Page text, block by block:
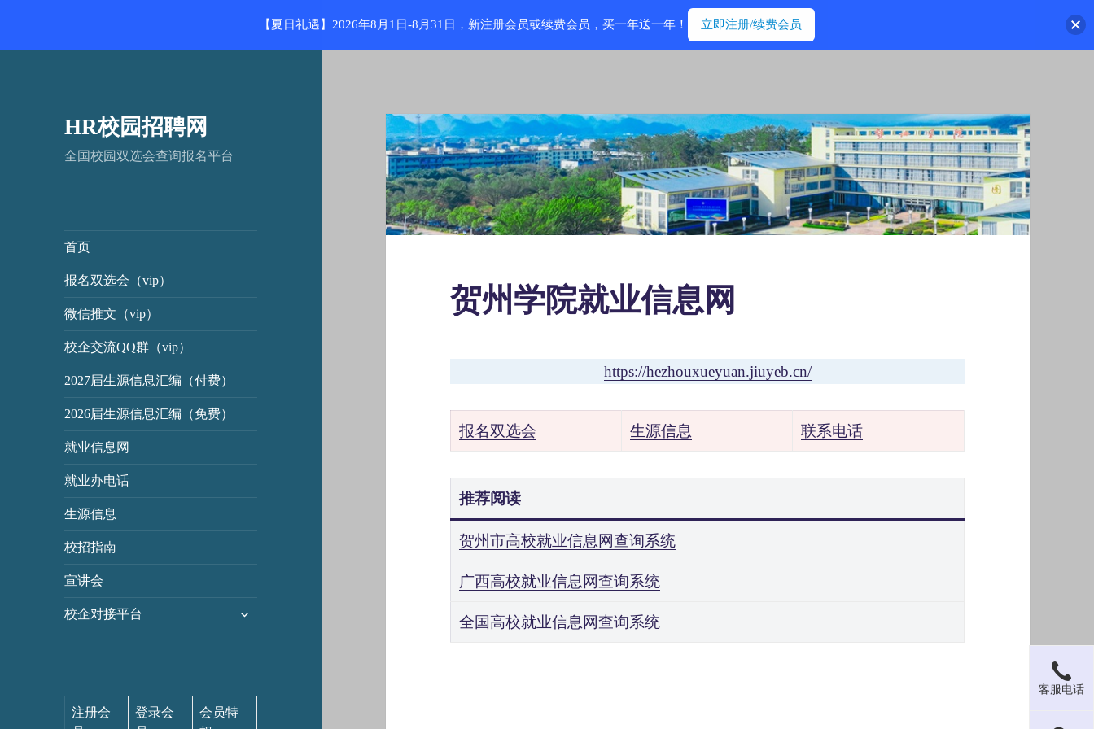
HR校园招聘网
全国校园双选会查询报名平台
首页
报名双选会（vip）
微信推文（vip）
校企交流QQ群（vip）
2027届生源信息汇编（付费）
2026届生源信息汇编（免费）
就业信息网
就业办电话
生源信息
校招指南
宣讲会
校企对接平台
注册会
登录会
会员特
贺州学院就业信息网
https://hezhouxueyuan.jiuyeb.cn/
报名双选会 生源信息 联系电话
推荐阅读
贺州市高校就业信息网查询系统
广西高校就业信息网查询系统
全国高校就业信息网查询系统
客服电话
【夏日礼遇】2026年8月1日-8月31日，新注册会员或续费会员，买一年送一年！ 立即注册/续费会员